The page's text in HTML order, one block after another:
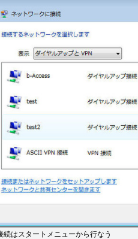
続はスタートメニューから行なう